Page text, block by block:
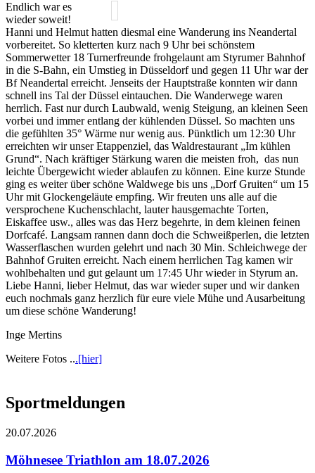
Endlich war es
wieder soweit!
Hanni und Helmut hatten diesmal eine Wanderung ins Neandertal
vorbereitet. So kletterten kurz nach 9 Uhr bei schönstem
Sommerwetter 18 Turnerfreunde frohgelaunt am Styrumer Bahnhof
in die S-Bahn, ein Umstieg in Düsseldorf und gegen 11 Uhr war der
Bf Neandertal erreicht. Jenseits der Hauptstraße konnten wir dann
schnell ins Tal der Düssel eintauchen. Die Wanderwege waren
herrlich. Fast nur durch Laubwald, wenig Steigung, an kleinen Seen
vorbei und immer entlang der kühlenden Düssel. So machten uns
die gefühlten 35° Wärme nur wenig aus. Pünktlich um 12:30 Uhr
erreichten wir unser Etappenziel, das Waldrestaurant „Im kühlen
Grund“. Nach kräftiger Stärkung waren die meisten froh, das nun
leichte Übergewicht wieder ablaufen zu können. Eine kurze Stunde
ging es weiter über schöne Waldwege bis uns „Dorf Gruiten“ um 15
Uhr mit Glockengeläute empfing. Wir freuten uns alle auf die
versprochene Kuchenschlacht, lauter hausgemachte Torten,
Eiskaffee usw., alles was das Herz begehrte, in dem kleinen feinen
Dorfcafé. Langsam rannen dann doch die Schweißperlen, die letzten
Wasserflaschen wurden gelehrt und nach 30 Min. Schleichwege der
Bahnhof Gruiten erreicht. Nach einem herrlichen Tag kamen wir
wohlbehalten und gut gelaunt um 17:45 Uhr wieder in Styrum an.
Liebe Hanni, lieber Helmut, das war wieder super und wir danken
euch nochmals ganz herzlich für eure viele Mühe und Ausarbeitung
um diese schöne Wanderung!
Inge Mertins
Weitere Fotos ...[hier]
Sportmeldungen
20.07.2026
Möhnesee Triathlon am 18.07.2026